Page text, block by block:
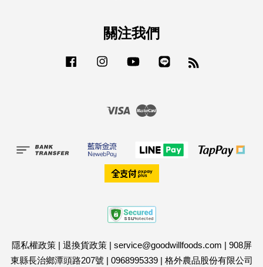
關注我們
Facebook Instagram YouTube
Visa
隱私權政策| 退換貨政策| service@goodwillfoods.com | 908屏
東縣長治鄉潭頭路207號 | 0968995339| 格外農品股份有限公司